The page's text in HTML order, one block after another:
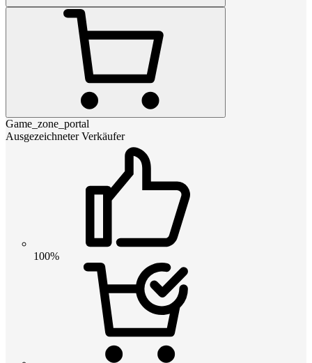
Game_zone_portal
Ausgezeichneter Verkäufer
100%